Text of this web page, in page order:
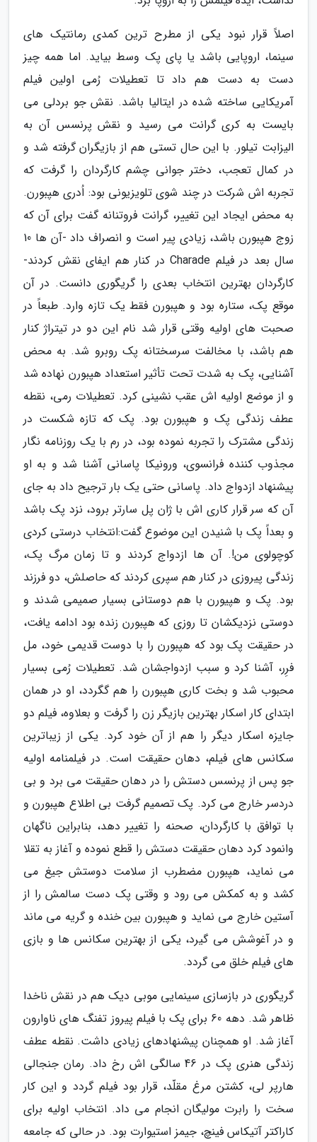
اصلاً قرار نبود یکی از مطرح ترین کمدی رمانتیک های
سینما، اروپایی باشد یا پای پک وسط بیاید. اما همه چیز
دست به دست هم داد تا تعطیلات رُمی اولین فیلم
آمریکایی ساخته شده در ایتالیا باشد. نقش جو بردلی می
بایست به کری گرانت می رسید و نقش پرنسس آن به
الیزابت تیلور. با این حال تستی هم از بازیگران گرفته شد و
در کمال تعجب، دختر جوانی چشم کارگردان را گرفت که
تجربه اش شرکت در چند شوی تلویزیونی بود: اُدری هپبورن.
به محض ایجاد این تغییر، گرانت فروتنانه گفت برای آن که
زوج هپبورن باشد، زیادی پیر است و انصراف داد -آن ها 10
سال بعد در فیلم Charade در کنار هم ایفای نقش کردند-
کارگردان بهترین انتخاب بعدی را گریگوری دانست. در آن
موقع پک، ستاره بود و هپبورن فقط یک تازه وارد. طبعاً در
صحبت های اولیه وقتی قرار شد نام این دو در تیتراژ کنار
هم باشد، با مخالفت سرسختانه پک روبرو شد. به محض
آشنایی، پک به شدت تحت تأثیر استعداد هپبورن نهاده شد
و از موضع اولیه اش عقب نشینی کرد. تعطیلات رمی، نقطه
عطف زندگی پک و هپبورن بود. پک که تازه شکست در
زندگی مشترک را تجربه نموده بود، در رم با یک روزنامه نگار
مجذوب کننده فرانسوی، ورونیکا پاسانی آشنا شد و به او
پیشنهاد ازدواج داد. پاسانی حتی یک بار ترجیح داد به جای
آن که سر قرار کاری اش با ژان پل سارتر برود، نزد پک باشد
و بعداً پک با شنیدن این موضوع گفت:انتخاب درستی کردی
کوچولوی من!. آن ها ازدواج کردند و تا زمان مرگ پک،
زندگی پیروزی در کنار هم سپری کردند که حاصلش، دو فرزند
بود. پک و هپیورن با هم دوستانی بسیار صمیمی شدند و
دوستی نزدیکشان تا روزی که هپبورن زنده بود ادامه یافت،
در حقیقت پک بود که هپبورن را با دوست قدیمی خود، مل
فرِر، آشنا کرد و سبب ازدواجشان شد. تعطیلات رُمی بسیار
محبوب شد و بخت کاری هپبورن را هم گگردد، او در همان
ابتدای کار اسکار بهترین بازیگر زن را گرفت و بعلاوه، فیلم دو
جایزه اسکار دیگر را هم از آن خود کرد. یکی از زیباترین
سکانس های فیلم، دهان حقیقت است. در فیلمنامه اولیه
جو پس از پرنسس دستش را در دهان حقیقت می برد و بی
دردسر خارج می کرد. پک تصمیم گرفت بی اطلاع هپبورن و
با توافق با کارگردان، صحنه را تغییر دهد، بنابراین ناگهان
وانمود کرد دهان حقیقت دستش را قطع نموده و آغاز به تقلا
می نماید، هپبورن مضطرب از سلامت دوستش جیغ می
کشد و به کمکش می رود و وقتی پک دست سالمش را از
آستین خارج می نماید و هپبورن بین خنده و گریه می ماند
و در آغوشش می گیرد، یکی از بهترین سکانس ها و بازی
های فیلم خلق می گردد.
گریگوری در بازسازی سینمایی موبی دیک هم در نقش ناخدا
ظاهر شد. دهه 60 برای پک با فیلم پیروز تفنگ های ناوارون
آغاز شد. او همچنان پیشنهادهای زیادی داشت. نقطه عطف
زندگی هنری پک در 46 سالگی اش رخ داد. رمان جنجالی
هارپر لی، کشتن مرغ مقلّد، قرار بود فیلم گردد و این کار
سخت را رابرت مولیگان انجام می داد. انتخاب اولیه برای
کاراکتر آتیکاس فینچ، جیمز استیوارت بود. در حالی که جامعه